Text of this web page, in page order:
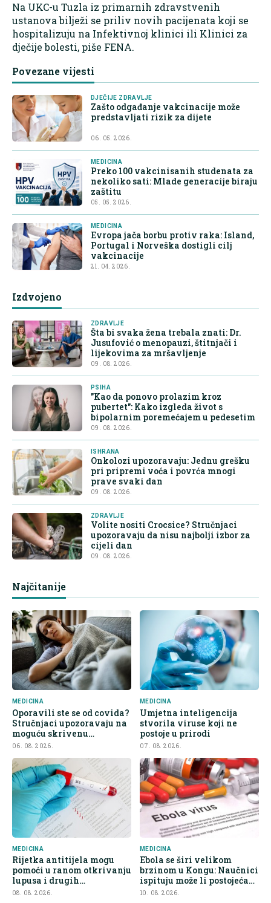
Na UKC-u Tuzla iz primarnih zdravstvenih
ustanova bilježi se priliv novih pacijenata koji se
hospitalizuju na Infektivnoj klinici ili Klinici za
dječije bolesti, piše FENA.
Povezane vijesti
DJEČIJE ZDRAVLJE
Zašto odgađanje vakcinacije može
predstavljati rizik za dijete
06. 05. 2026.
MEDICINA
Preko 100 vakcinisanih studenata za
nekoliko sati: Mlade generacije biraju
zaštitu
05. 05. 2026.
MEDICINA
Evropa jača borbu protiv raka: Island,
Portugal i Norveška dostigli cilj
vakcinacije
21. 04. 2026.
Izdvojeno
ZDRAVLJE
Šta bi svaka žena trebala znati: Dr.
Jusufović o menopauzi, štitnjači i
lijekovima za mršavljenje
09. 08. 2026.
PSIHA
"Kao da ponovo prolazim kroz
pubertet": Kako izgleda život s
bipolarnim poremećajem u pedesetim
09. 08. 2026.
ISHRANA
Onkolozi upozoravaju: Jednu grešku
pri pripremi voća i povrća mnogi
prave svaki dan
09. 08. 2026.
ZDRAVLJE
Volite nositi Crocsice? Stručnjaci
upozoravaju da nisu najbolji izbor za
cijeli dan
09. 08. 2026.
Najčitanije
MEDICINA
Oporavili ste se od covida?
Stručnjaci upozoravaju na
moguću skrivenu
posljedicu
06. 08. 2026.
MEDICINA
Umjetna inteligencija
stvorila viruse koji ne
postoje u prirodi
07. 08. 2026.
MEDICINA
Rijetka antitijela mogu
pomoći u ranom otkrivanju
lupusa i drugih
autoimunih bolesti
08. 08. 2026.
MEDICINA
Ebola se širi velikom
brzinom u Kongu: Naučnici
ispituju može li postojeća
vakcina pružiti zaštitu
10. 08. 2026.